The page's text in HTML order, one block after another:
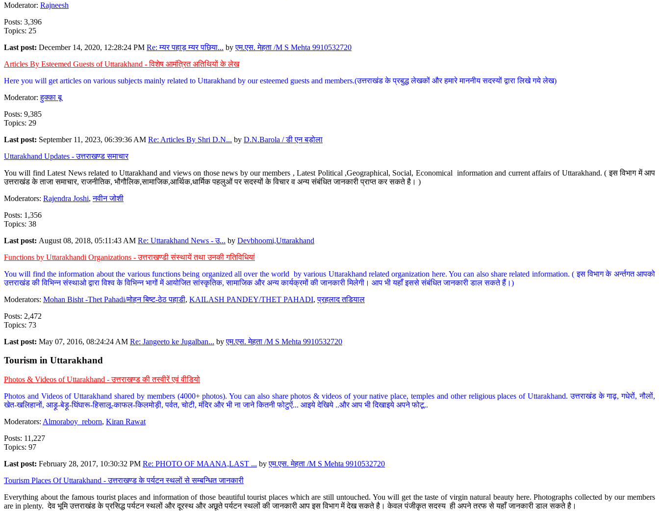
Moderator: Rajneesh
Posts: 3,396
Topics: 25
Last post: December 14, 2020, 12:28:24 PM Re: म्यर पहाड़ म्यर पछिया... byएम.एस. मेहता /M S Mehta 9910532720
Articles By Esteemed Guests of Uttarakhand - विशेष आमंत्रित अतिथियों के लेख
Here you will get articles on various subjects mainly related to Uttarakhand by our esteemed guests and members.(उत्तराखंड के प्रबुद्ध लेखकों और हमारे माननीय सदस्यों द्वारा लिखे गये लेख)
Moderator:हुक्का बू
Posts: 9,385
Topics: 29
Last post: September 11, 2023, 06:39:36 AM Re: Articles By Shri D.N... by D.N.Barola / डी एन बड़ोला
Uttarakhand Updates - उत्तराखण्ड समाचार
You will find Latest News related to Uttarakhand and views on those news by our members , Latest Political ,Geographical, Social, Economical information and current affairs of Uttarakhand. ( इस विभाग में आप
उत्तराखंड के ताजा समाचार, राजनीतिक, भौगौलिक,सामाजिक,आर्थिक,धार्मिक पहलुओं पर सदस्यों के विचार व अन्य संबंधित जानकारी प्राप्त कर सकते है। )
Moderators: Rajendra Joshi,नवीन जोशी
Posts: 1,356
Topics: 38
Last post: August 08, 2018, 05:11:43 AM Re: Uttarakhand News - उ... by Devbhoomi,Uttarakhand
Functions by Uttarakhandi Organizations - उत्तराखण्डी संस्थायें तथा उनकी गतिविधियां
You will find the information about the various functions being organized all over the world by various Uttarakhand related organization here. You can also share related information. ( इस विभाग के अर्न्तगत आपको
उत्तराखंड की विभिन्न संस्थाओ द्वारा विश्व के विभिन्न भागों में आयोजित सांस्कृतिक, सामाजिक और अन्य कार्यक्रमों की जानकारी मिलेगी। आप भी यहाँ इससे संबंधित जानकारी डाल सकते हैं।)
Moderators: Mohan Bisht -Thet Pahadi/मोहन बिष्ट-ठेठ पहाडी, KAILASH PANDEY/THET PAHADI,प्रहलाद तडियाल
Posts: 2,472
Topics: 73
Last post: May 07, 2016, 08:24:24 AM Re: Jangeeto ke Jugalban... byएम.एस. मेहता /M S Mehta 9910532720
Tourism in Uttarakhand
Photos & Videos of Uttarakhand - उत्तराखण्ड की तस्वीरें एवं वीडियो
Photos and Videos of Uttarakhand shared by members (4000+ photos). You can also share photos & videos of your native place, temples and other religious places of Uttarakhand. उत्तराखंड के गाढ़, गधेरों, नौलों,
खेत-खलिहानों, आड़ू-बेड़ू-घिंघारू-हिसालू-काफल-किलमोड़ी, पर्वत, चोटी, मंदिर और भी ना जाने कितनी फोटुऐं... आइये देखिये ..और आप भी दिखाइये अपने फोटू..
Moderators: Almoraboy_reborn, Kiran Rawat
Posts: 11,227
Topics: 97
Last post: February 28, 2017, 10:30:32 PM Re: PHOTO OF MAANA,LAST ... byएम.एस. मेहता /M S Mehta 9910532720
Tourism Places Of Uttarakhand - उत्तराखण्ड के पर्यटन स्थलों से सम्बन्धित जानकारी
Everything about the famous tourist places and information of those beautiful tourist places which are still untouched. You will get the taste of virgin natural beauty here. Photographs collected by our members
are in plenty. देव भूमि उत्तराखंड के प्रसिद्ध पर्यटन स्थलों और दूरस्थ और अछूते पर्यटन स्थलों की जानकारी आप इस विभाग में देख सकते है। केवल पंजीकृत सदस्य ही अपने तरफ से यहाँ जानकारी डाल सकते है।